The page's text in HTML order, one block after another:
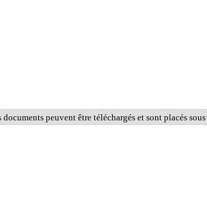
documents peuvent être téléchargés et sont placés sous